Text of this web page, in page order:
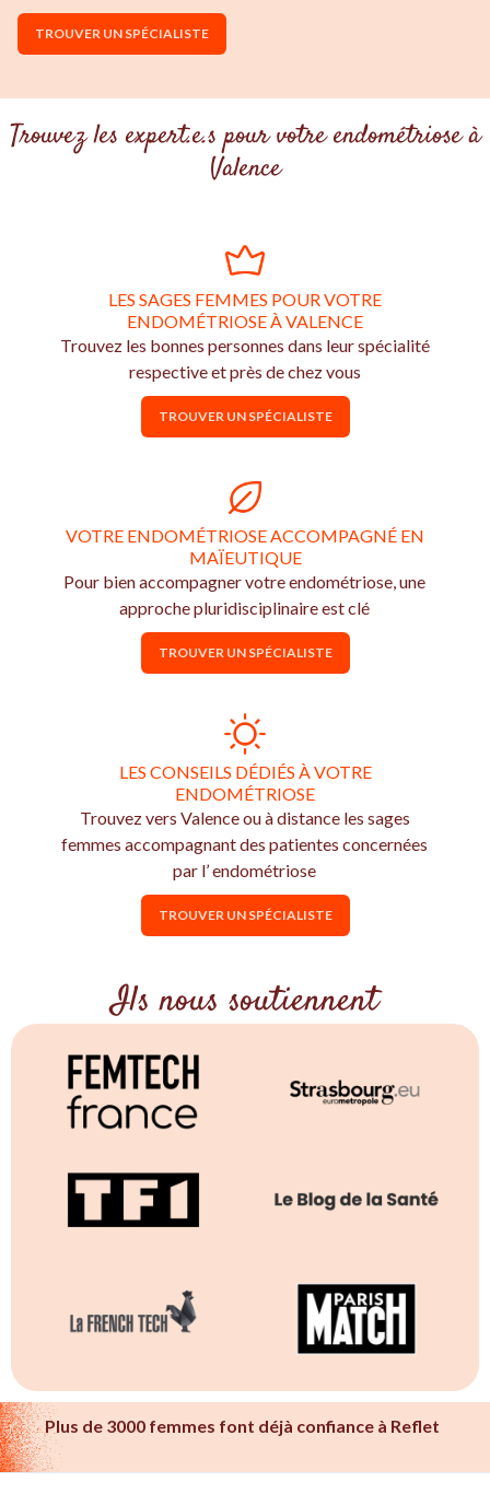
TROUVER UN SPÉCIALISTE
Trouvez les expert.e.s pour votre endométriose à
Valence
LES SAGES FEMMES POUR VOTRE
ENDOMÉTRIOSE À VALENCE
Trouvez les bonnes personnes dans leur spécialité
respective et près de chez vous
TROUVER UN SPÉCIALISTE
VOTRE ENDOMÉTRIOSE ACCOMPAGNÉ EN
MAÏEUTIQUE
Pour bien accompagner votre endométriose, une
approche pluridisciplinaire est clé
TROUVER UN SPÉCIALISTE
LES CONSEILS DÉDIÉS À VOTRE
ENDOMÉTRIOSE
Trouvez vers Valence ou à distance les sages
femmes accompagnant des patientes concernées
par l’ endométriose
TROUVER UN SPÉCIALISTE
Ils nous soutiennent
Plus de 3000 femmes font déjà confiance à Reflet